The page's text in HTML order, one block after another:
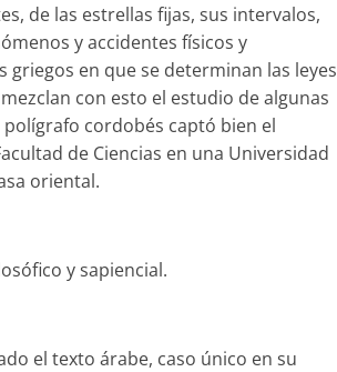
de las estrellas fijas, sus intervalos,
y accidentes físicos y
en que se determinan las leyes
con esto el estudio de algunas
cordobés captó bien el
de Ciencias en una Universidad
oriental.
y sapiencial.
el texto árabe, caso único en su